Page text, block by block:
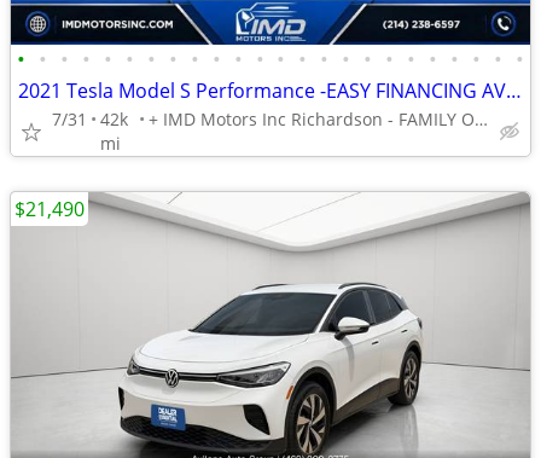
• • • • • • • • • • • • • • • • • • • • • • • •
2021 Tesla Model S Performance -EASY FINANCING AVAILABLE
7/31
42k
mi
+ IMD Motors Inc Richardson - FAMILY OWNED AND OPERATED !
$21,490